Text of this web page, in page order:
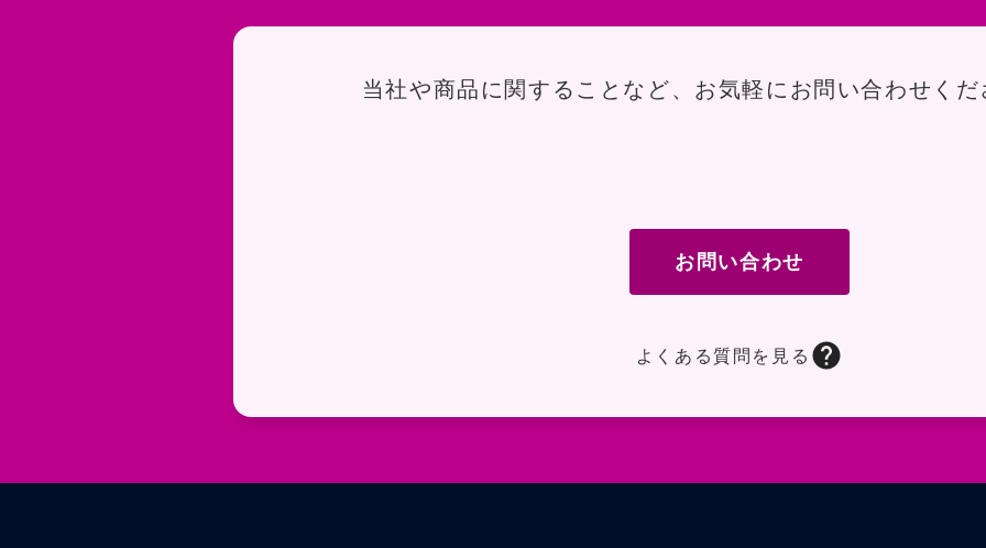
お問い合わせ
当社や商品に関することなど、お気軽にお問い合わせくだ
お問い合わせ
よくある質問を見る